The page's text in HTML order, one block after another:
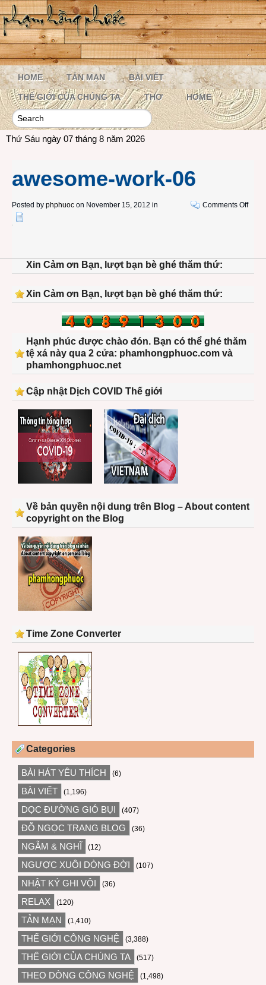
HOME TẢN MẠN BÀI VIẾT
THẾ GIỚI CỦA CHÚNG TA THƠ HOME
Thứ Sáu ngày 07 tháng 8 năm 2026
awesome-work-06
Posted by phphuoc on November 15, 2012 in Comments Offon
Xin Cảm ơn Bạn, lượt bạn bè ghé thăm thứ:
Xin Cảm ơn Bạn, lượt bạn bè ghé thăm thứ:
Hạnh phúc được chào đón. Bạn có thể ghé thăm
tệ xá này qua 2 cửa: phamhongphuoc.com và
phamhongphuoc.net
Cập nhật Dịch COVID Thế giới
Về bản quyền nội dung trên Blog – About content
copyright on the Blog
Time Zone Converter
Categories
BÀI HÁT YÊU THÍCH (6)
BÀI VIẾT (1,196)
DỌC ĐƯỜNG GIÓ BỤI (407)
ĐỖ NGỌC TRANG BLOG (36)
NGẪM & NGHĨ (12)
NGƯỢC XUÔI DÒNG ĐỜI (107)
NHẬT KÝ GHI VỘI (36)
RELAX (120)
TẢN MẠN (1,410)
THẾ GIỚI CÔNG NGHỆ (3,388)
THẾ GIỚI CỦA CHÚNG TA (517)
THEO DÒNG CÔNG NGHỆ (1,498)